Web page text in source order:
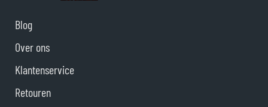
Blog
Over ons
Klantenservice
Retouren